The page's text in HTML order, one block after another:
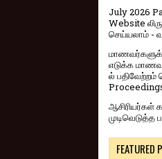
July 2026
Website
செய்யலாம் -
எடுக்க
ல்
ஆசிரியர்கள்
FEATURED